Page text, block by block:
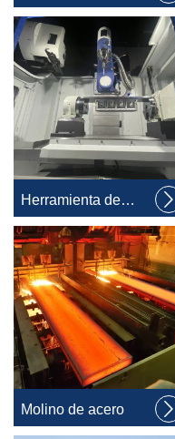
Herramienta de
máquina

Molino de acero 